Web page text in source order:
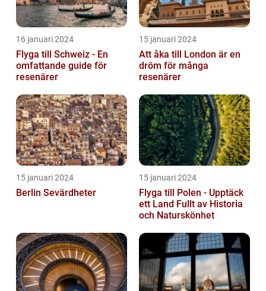
16 januari 2024
Flyga till Schweiz - En
omfattande guide för
resenärer
15 januari 2024
Att åka till London är en
dröm för många
resenärer
15 januari 2024
Berlin Sevärdheter
15 januari 2024
Flyga till Polen - Upptäck
ett Land Fullt av Historia
och Naturskönhet